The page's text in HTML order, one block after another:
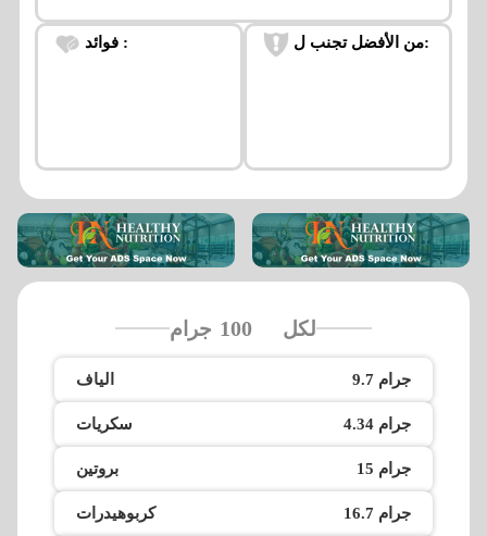
فوائد : من الأفضل تجنب ل:
لكل جرام
الياف 9.7 جرام
سكريات 4.34 جرام
بروتين 15 جرام
كربوهيدرات 16.7 جرام